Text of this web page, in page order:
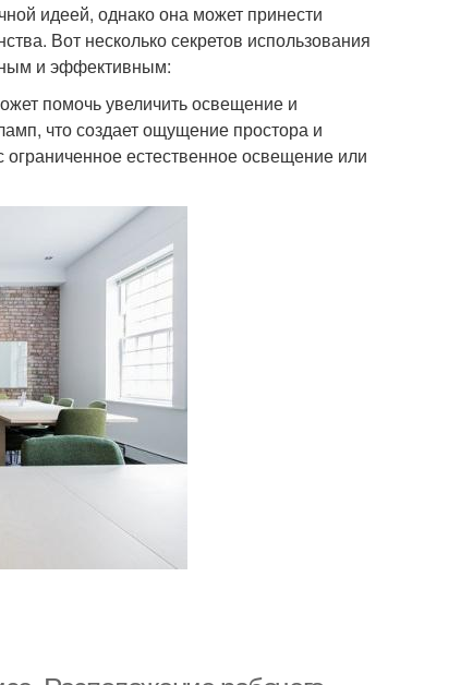
идеей, однако она может принести
Вот несколько секретов использования
и эффективным:
помочь увеличить освещение и
что создает ощущение простора и
естественное освещение или